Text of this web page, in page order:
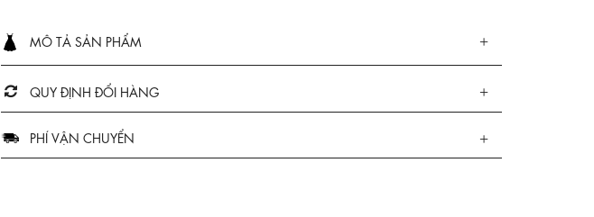
MÔ TẢ SẢN PHẨM
QUY ĐỊNH ĐỔI HÀNG
PHÍ VẬN CHUYỂN